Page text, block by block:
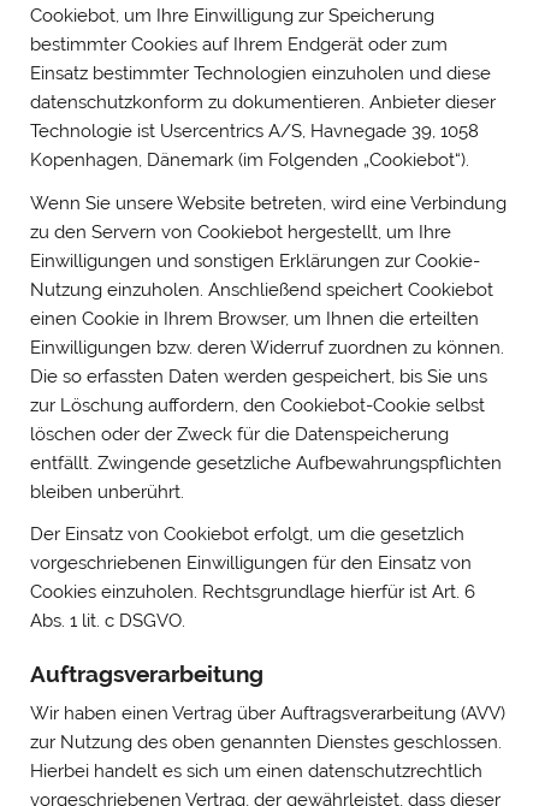
Cookiebot, um Ihre Einwilligung zur Speicherung
bestimmter Cookies auf Ihrem Endgerät oder zum
Einsatz bestimmter Technologien einzuholen und diese
datenschutzkonform zu dokumentieren. Anbieter dieser
Technologie ist Usercentrics A/S, Havnegade 39, 1058
Kopenhagen, Dänemark (im Folgenden „Cookiebot“).
Wenn Sie unsere Website betreten, wird eine Verbindung
zu den Servern von Cookiebot hergestellt, um Ihre
Einwilligungen und sonstigen Erklärungen zur Cookie-
Nutzung einzuholen. Anschließend speichert Cookiebot
einen Cookie in Ihrem Browser, um Ihnen die erteilten
Einwilligungen bzw. deren Widerruf zuordnen zu können.
Die so erfassten Daten werden gespeichert, bis Sie uns
zur Löschung auffordern, den Cookiebot-Cookie selbst
löschen oder der Zweck für die Datenspeicherung
entfällt. Zwingende gesetzliche Aufbewahrungspflichten
bleiben unberührt.
Der Einsatz von Cookiebot erfolgt, um die gesetzlich
vorgeschriebenen Einwilligungen für den Einsatz von
Cookies einzuholen. Rechtsgrundlage hierfür ist Art. 6
Abs. 1 lit. c DSGVO.
Auftragsverarbeitung
Wir haben einen Vertrag über Auftragsverarbeitung (AVV)
zur Nutzung des oben genannten Dienstes geschlossen.
Hierbei handelt es sich um einen datenschutzrechtlich
vorgeschriebenen Vertrag, der gewährleistet, dass dieser